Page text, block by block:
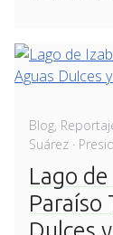
Blog,
Suárez ·
Lago
Paraíso